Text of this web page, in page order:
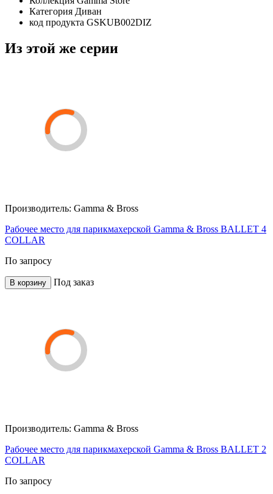
Категория Диван
код продукта GSKUB002DIZ
Из этой же серии
Производитель: Gamma & Bross
Рабочее место для парикмахерской Gamma & Bross BALLET 4
COLLAR
По запросу
В корзину Под заказ
Производитель: Gamma & Bross
Рабочее место для парикмахерской Gamma & Bross BALLET 2
COLLAR
По запросу